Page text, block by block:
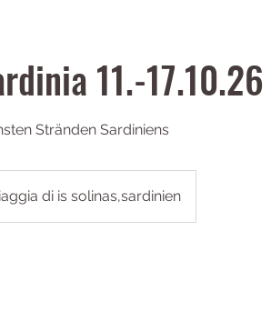
11.-17.10.26
Stränden Sardiniens
di is solinas,sardinien